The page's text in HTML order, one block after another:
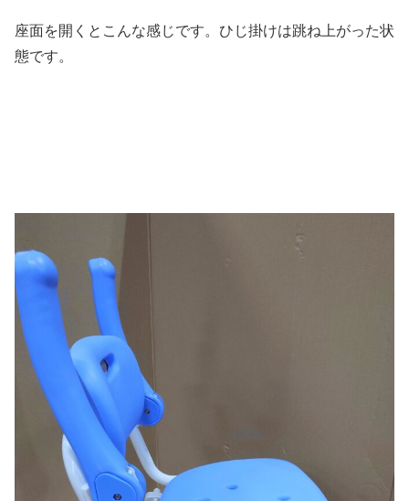
座面を開くとこんな感じです。ひじ掛けは跳ね上がった状
態です。